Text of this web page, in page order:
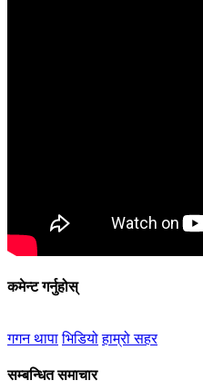
कमेन्ट गर्नुहोस्
गगन थापा भिडियो हाम्रो सहर
सम्बन्धित समाचार